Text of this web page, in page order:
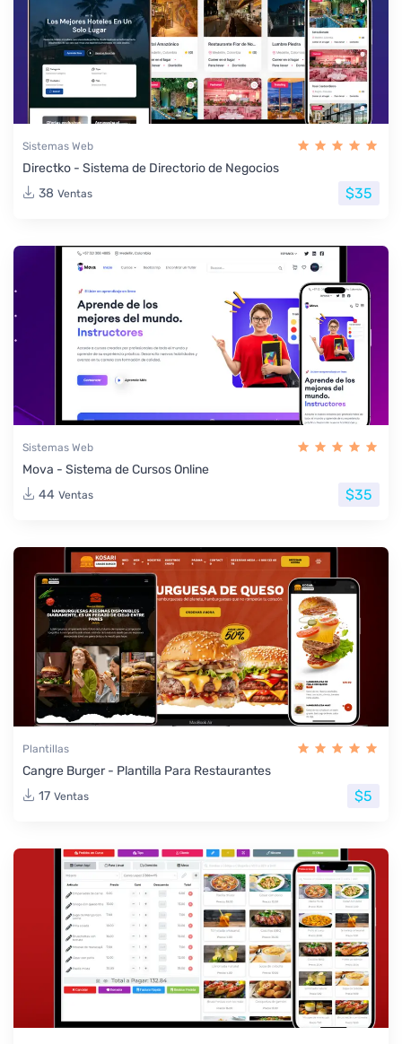
Sistemas Web
Directko - Sistema de Directorio de Negocios
38 Ventas $35
Sistemas Web
Mova - Sistema de Cursos Online
44 Ventas $35
Plantillas
Cangre Burger - Plantilla Para Restaurantes
17 Ventas $5